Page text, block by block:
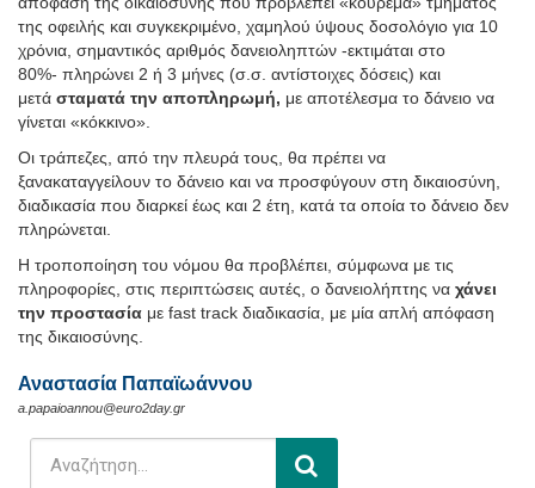
της οφειλής και συγκεκριμένο, χαμηλού ύψους δοσολόγιο για 10
χρόνια, σημαντικός αριθμός δανειοληπτών -εκτιμάται στο
80%- πληρώνει 2 ή 3 μήνες (σ.σ. αντίστοιχες δόσεις) και
μετά σταματά την αποπληρωμή, με αποτέλεσμα το δάνειο να
γίνεται «κόκκινο».
Οι τράπεζες, από την πλευρά τους, θα πρέπει να
ξανακαταγγείλουν το δάνειο και να προσφύγουν στη δικαιοσύνη,
διαδικασία που διαρκεί έως και 2 έτη, κατά τα οποία το δάνειο δεν
πληρώνεται.
Η τροποποίηση του νόμου θα προβλέπει, σύμφωνα με τις
πληροφορίες, στις περιπτώσεις αυτές, ο δανειολήπτης να χάνει
την προστασία με fast track διαδικασία, με μία απλή απόφαση
της δικαιοσύνης.
Αναστασία Παπαϊωάννου
a.papaioannou@euro2day.gr